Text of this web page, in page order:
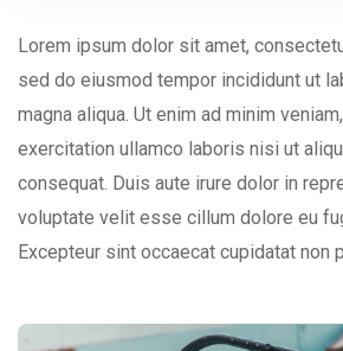
Lorem ipsum dolor sit amet,
sed do eiusmod tempor incididunt ut
magna aliqua. Ut enim ad minim
exercitation ullamco laboris nisi ut
consequat. Duis aute irure dolor in
voluptate velit esse cillum dolore eu
Excepteur sint occaecat cupidatat non